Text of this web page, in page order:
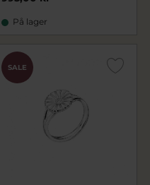
På lager
SALE